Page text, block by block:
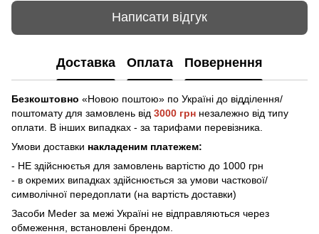
Написати відгук
Доставка Оплата Повернення
Безкоштовно «Новою поштою» по Україні до відділення/
поштомату для замовлень від 3000 грн незалежно від типу
оплати. В інших випадках - за тарифами перевізника.
Умови доставки накладеним платежем:
- НЕ здійснюєтья для замовлень вартістю до 1000 грн
- в окремих випадках здійснюється за умови часткової/
символічної передоплати (на вартість доставки)
Засоби Meder за межі Україні не відправляються через
обмеження, встановлені брендом.